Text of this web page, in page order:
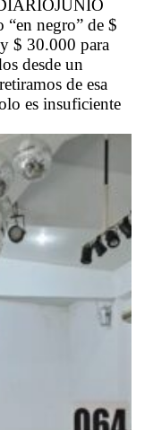
negro” de $
$ 30.000 para
desde un
de esa
es insuficiente